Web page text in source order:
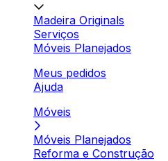
Madeira Originals
Serviços
Móveis Planejados
Meus pedidos
Ajuda
Móveis
Móveis Planejados
Reforma e Construção